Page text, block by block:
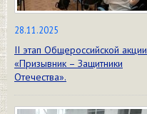
28.11.2025
II этап Общероссийской акции
«Призывник – Защитники
Отечества».